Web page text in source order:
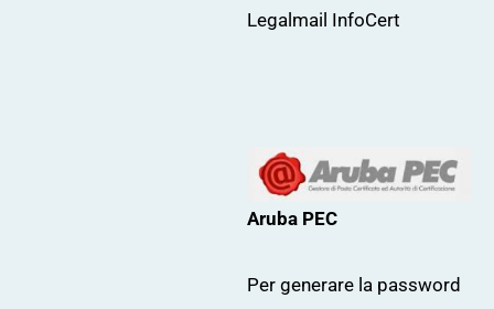
Legalmail InfoCert
Aruba PEC
Per generare la password